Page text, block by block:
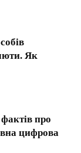
Як
про
цифрова